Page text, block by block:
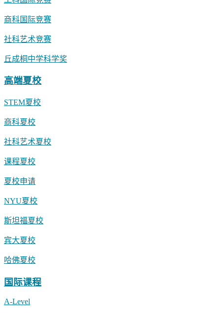
商科国际竞赛
社科艺术竞赛
丘成桐中学科学奖
高端夏校
STEM夏校
商科夏校
社科艺术夏校
课程夏校
夏校申请
NYU夏校
斯坦福夏校
宾大夏校
哈佛夏校
国际课程
A-Level